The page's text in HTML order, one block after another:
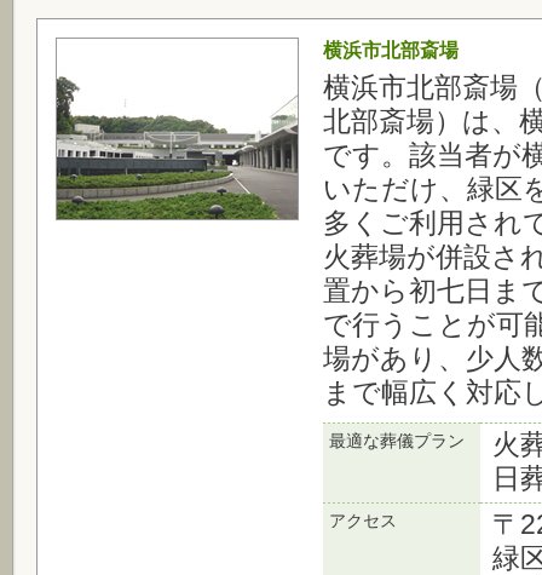
横浜市北部斎場
横浜市北部斎場
北部斎場）は、
です。該当者が
いただけ、緑区
多くご利用され
火葬場が併設さ
置から初七日ま
で行うことが可
場があり、少人
まで幅広く対応
最適な葬儀プラン
火
日
アクセス
〒
緑